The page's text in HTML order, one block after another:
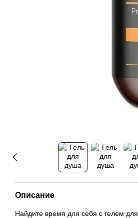
Описание
Найдите время для себя с гелем